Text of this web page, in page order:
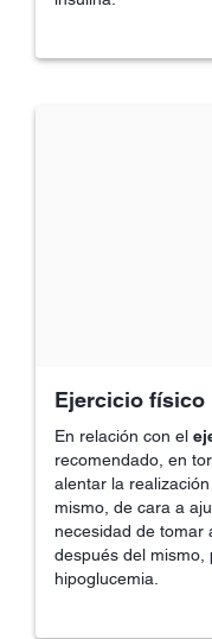
Ejercicio físico
En relación con el
recomendado, en
alentar la
mismo, de cara a
necesidad de tomar
después del mismo,
hipoglucemia.